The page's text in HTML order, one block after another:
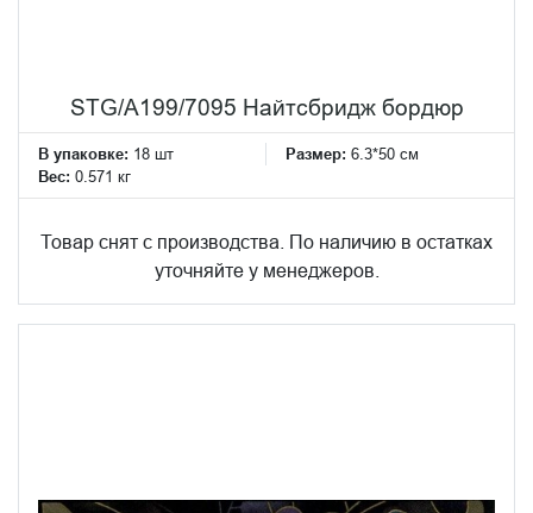
STG/A199/7095 Найтсбридж бордюр
В упаковке: 18 шт Размер: 6.3*50 см
Вес: 0.571 кг
Товар снят с производства. По наличию в остатках
уточняйте у менеджеров.